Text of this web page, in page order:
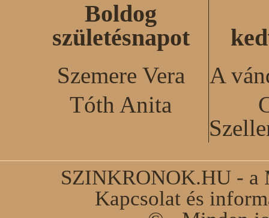
Boldog
születésnapot
Szemere Vera
Tóth Anita
A
SZINKRONOK.HU - a
Kapcsolat és